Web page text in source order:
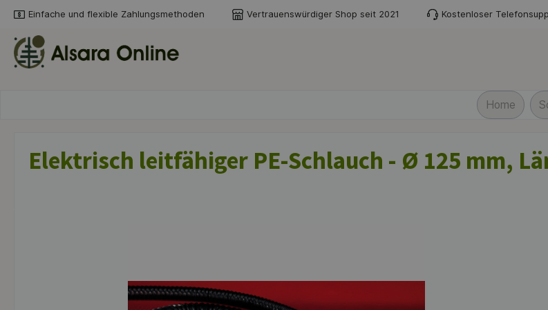
Zur Hauptnavigation springen
Einfache und flexible Zahlungsmethoden Vertrauenswürdiger Shop seit 2021 Kostenloser
Home
Elektrisch leitfähiger PE-Schlauch - Ø 125 mm,